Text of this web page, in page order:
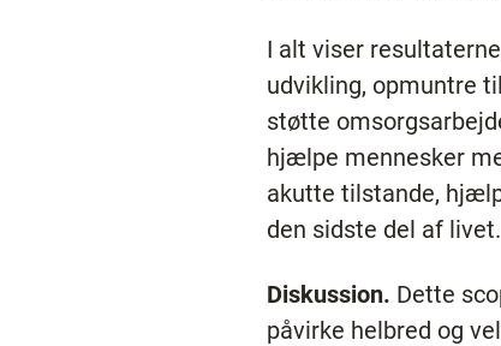
I alt viser
udvikling, opmuntre
støtte
hjælpe mennesker
akutte tilstande,
den sidste del af livet.
Diskussion. Dette
påvirke helbred og